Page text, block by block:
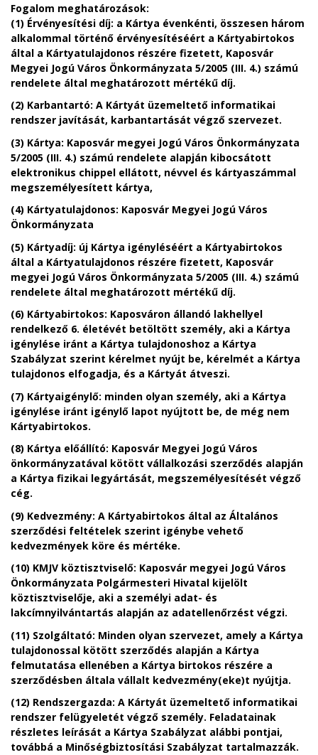
Fogalom meghatározások:
(1) Érvényesítési díj: a Kártya évenkénti, összesen három
alkalommal történő érvényesítéséért a Kártyabirtokos
által a Kártyatulajdonos részére fizetett, Kaposvár
Megyei Jogú Város Önkormányzata 5/2005 (III. 4.) számú
rendelete által meghatározott mértékű díj.
(2) Karbantartó: A Kártyát üzemeltető informatikai
rendszer javítását, karbantartását végző szervezet.
(3) Kártya: Kaposvár megyei Jogú Város Önkormányzata
5/2005 (III. 4.) számú rendelete alapján kibocsátott
elektronikus chippel ellátott, névvel és kártyaszámmal
megszemélyesített kártya,
(4) Kártyatulajdonos: Kaposvár Megyei Jogú Város
Önkormányzata
(5) Kártyadíj: új Kártya igényléséért a Kártyabirtokos
által a Kártyatulajdonos részére fizetett, Kaposvár
megyei Jogú Város Önkormányzata 5/2005 (III. 4.) számú
rendelete által meghatározott mértékű díj.
(6) Kártyabirtokos: Kaposváron állandó lakhellyel
rendelkező 6. életévét betöltött személy, aki a Kártya
igénylése iránt a Kártya tulajdonoshoz a Kártya
Szabályzat szerint kérelmet nyújt be, kérelmét a Kártya
tulajdonos elfogadja, és a Kártyát átveszi.
(7) Kártyaigénylő: minden olyan személy, aki a Kártya
igénylése iránt igénylő lapot nyújtott be, de még nem
Kártyabirtokos.
(8) Kártya előállító: Kaposvár Megyei Jogú Város
önkormányzatával kötött vállalkozási szerződés alapján
a Kártya fizikai legyártását, megszemélyesítését végző
cég.
(9) Kedvezmény: A Kártyabirtokos által az Általános
szerződési feltételek szerint igénybe vehető
kedvezmények köre és mértéke.
(10) KMJV köztisztviselő: Kaposvár megyei Jogú Város
Önkormányzata Polgármesteri Hivatal kijelölt
köztisztviselője, aki a személyi adat- és
lakcímnyilvántartás alapján az adatellenőrzést végzi.
(11) Szolgáltató: Minden olyan szervezet, amely a Kártya
tulajdonossal kötött szerződés alapján a Kártya
felmutatása ellenében a Kártya birtokos részére a
szerződésben általa vállalt kedvezmény(eke)t nyújtja.
(12) Rendszergazda: A Kártyát üzemeltető informatikai
rendszer felügyeletét végző személy. Feladatainak
részletes leírását a Kártya Szabályzat alábbi pontjai,
továbbá a Minőségbiztosítási Szabályzat tartalmazzák.